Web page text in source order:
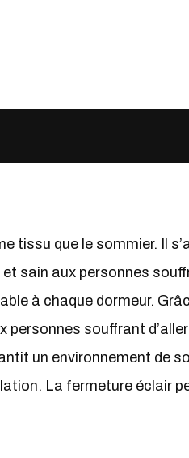
que le sommier. Il
sain aux personnes
à chaque dormeur.
souffrant
un environnement de
La fermeture éclair